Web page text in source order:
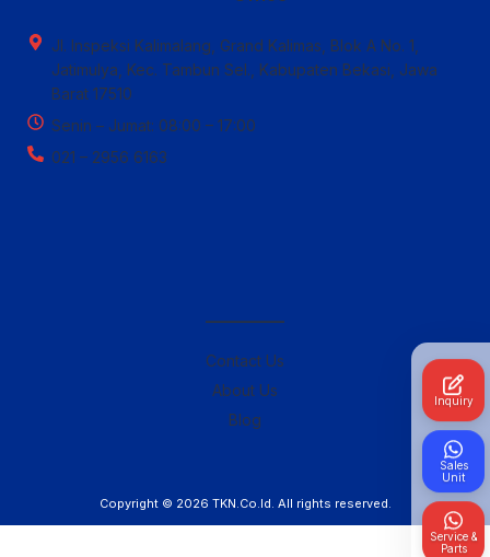
Jl. Inspeksi Kalimalang, Grand Kalimas, Blok A No. 1,
Jatimulya, Kec. Tambun Sel., Kabupaten Bekasi, Jawa
Barat 17510
Senin – Jumat: 08:00 – 17:00
021 – 2956 6163
————–
Contact Us
About Us
Blog
Copyright © 2026 TKN.Co.Id. All rights reserved.
Inquiry
Sales
Unit
Service &
Parts